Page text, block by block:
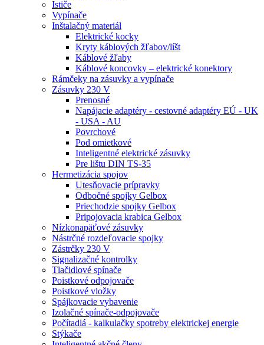
Ističe
Vypínače
Inštalačný materiál
Elektrické kocky
Kryty káblových žľabov/líšt
Káblové žľaby
Káblové koncovky – elektrické konektory
Rámčeky na zásuvky a vypínače
Zásuvky 230 V
Prenosné
Napájacie adaptéry - cestovné adaptéry EÚ - UK
- USA - AU
Povrchové
Pod omietkové
Inteligentné elektrické zásuvky
Pre lištu DIN TS-35
Hermetizácia spojov
Utesňovacie prípravky
Odbočné spojky Gelbox
Priechodzie spojky Gelbox
Pripojovacia krabica Gelbox
Nízkonapäťové zásuvky
Nástrčné rozdeľovacie spojky
Zástrčky 230 V
Signalizačné kontrolky
Tlačidlové spínače
Poistkové odpojovače
Poistkové vložky
Spájkovacie vybavenie
Izolačné spínače-odpojovače
Počítadlá - kalkulačky spotreby elektrickej energie
Stýkače